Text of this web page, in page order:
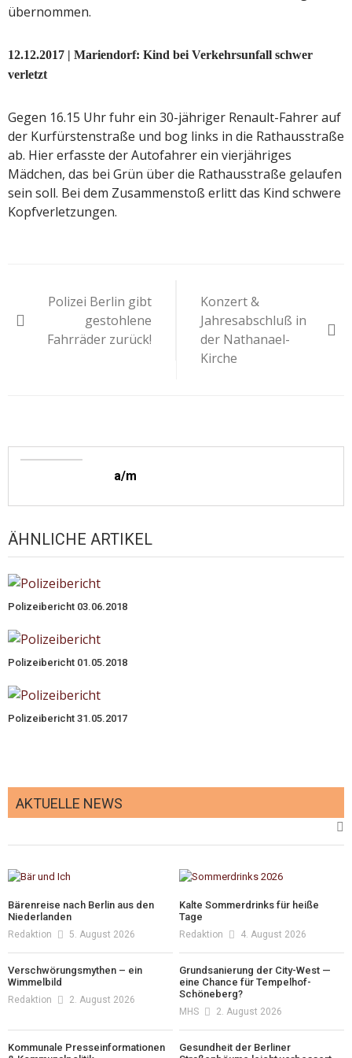
übernommen.
12.12.2017 | Mariendorf: Kind bei Verkehrsunfall schwer
verletzt
Gegen 16.15 Uhr fuhr ein 30-jähriger Renault-Fahrer auf
der Kurfürstenstraße und bog links in die Rathausstraße
ab. Hier erfasste der Autofahrer ein vierjähriges
Mädchen, das bei Grün über die Rathausstraße gelaufen
sein soll. Bei dem Zusammenstoß erlitt das Kind schwere
Kopfverletzungen.
Polizei Berlin gibt
gestohlene
Fahrräder zurück!
Konzert &
Jahresabschluß in
der Nathanael-
Kirche
a/m
ÄHNLICHE ARTIKEL
Polizeibericht 03.06.2018
Polizeibericht 01.05.2018
Polizeibericht 31.05.2017
AKTUELLE NEWS
Bärenreise nach Berlin aus den
Niederlanden
Redaktion 5. August 2026
Kalte Sommerdrinks für heiße
Tage
Redaktion 4. August 2026
Verschwörungsmythen – ein
Wimmelbild
Redaktion 2. August 2026
Grundsanierung der City-West —
eine Chance für Tempelhof-
Schöneberg?
MHS 2. August 2026
Kommunale Presseinformationen
Gesundheit der Berliner